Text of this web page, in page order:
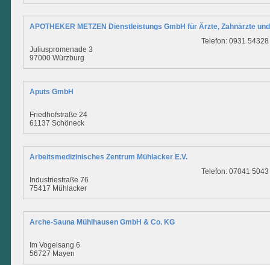
APOTHEKER METZEN Dienstleistungs GmbH für Ärzte, Zahnärzte
Juliuspromenade 3
97000 Würzburg
Telefon: 0931 54328
Aputs GmbH
Friedhofstraße 24
61137 Schöneck
Arbeitsmedizinisches Zentrum Mühlacker E.V.
Industriestraße 76
75417 Mühlacker
Telefon: 07041 5043
Arche-Sauna Mühlhausen GmbH & Co. KG
Im Vogelsang 6
56727 Mayen